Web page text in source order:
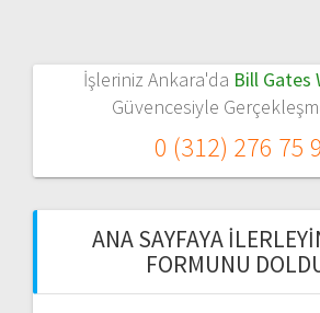
İşleriniz Ankara'da Bill Gates
Güvencesiyle
0 (312) 276 75
ANA SAYFAYA
FORMUNU